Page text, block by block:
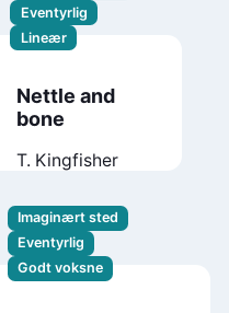
Eventyrlig
Lineær
Nettle and
bone
T. Kingfisher
Imaginært sted
Eventyrlig
Godt voksne